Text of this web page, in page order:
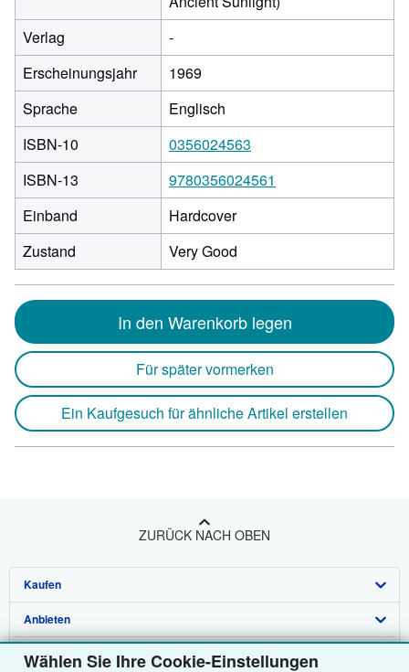
Wählen Sie Ihre Cookie-Einstellungen
Verlag
-
Erscheinungsjahr
1969
Sprache
Englisch
ISBN-10
0356024563
ISBN-13
9780356024561
Einband
Hardcover
Zustand
Very Good
In den Warenkorb legen
Für später vormerken
Ein Kaufgesuch für ähnliche Artikel erstellen
ZURÜCK NACH OBEN
Kaufen
Detailsuche
Sammlungen
Anbieten
Verkäufer werden
Über uns